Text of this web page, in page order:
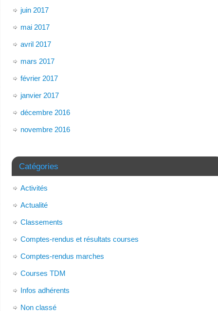
juin 2017
mai 2017
avril 2017
mars 2017
février 2017
janvier 2017
décembre 2016
novembre 2016
Catégories
Activités
Actualité
Classements
Comptes-rendus et résultats courses
Comptes-rendus marches
Courses TDM
Infos adhérents
Non classé